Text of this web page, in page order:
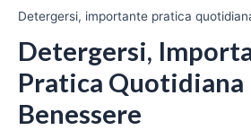
Detergersi, importante pratica
Detergersi,
Pratica Quotidiana
Benessere